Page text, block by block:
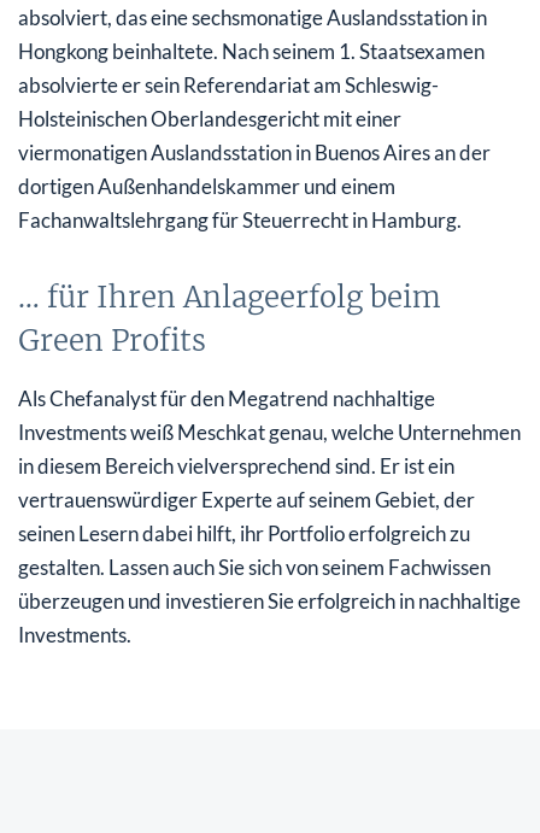
absolviert, das eine sechsmonatige Auslandsstation in
Hongkong beinhaltete. Nach seinem 1. Staatsexamen
absolvierte er sein Referendariat am Schleswig-
Holsteinischen Oberlandesgericht mit einer
viermonatigen Auslandsstation in Buenos Aires an der
dortigen Außenhandelskammer und einem
Fachanwaltslehrgang für Steuerrecht in Hamburg.
… für Ihren Anlageerfolg beim
Green Profits
Als Chefanalyst für den Megatrend nachhaltige
Investments weiß Meschkat genau, welche Unternehmen
in diesem Bereich vielversprechend sind. Er ist ein
vertrauenswürdiger Experte auf seinem Gebiet, der
seinen Lesern dabei hilft, ihr Portfolio erfolgreich zu
gestalten. Lassen auch Sie sich von seinem Fachwissen
überzeugen und investieren Sie erfolgreich in nachhaltige
Investments.